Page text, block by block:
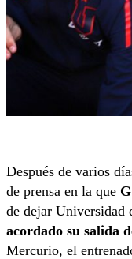
Después de varios
de prensa en la que
de dejar Universidad
acordado su salida
Mercurio, el